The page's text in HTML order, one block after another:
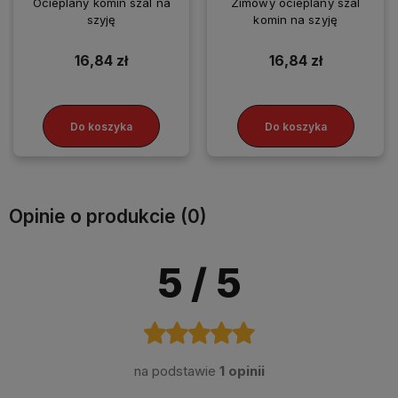
Ocieplany komin szal na
szyję
16,84 zł
Do koszyka
Zimowy ocieplany szal
komin na szyję
16,84 zł
Do koszyka
Opinie o produkcie (0)
5 / 5
na podstawie 1 opinii